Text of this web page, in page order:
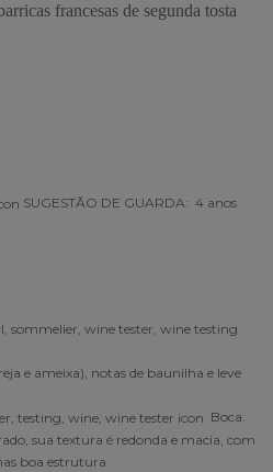
francesas de segunda tosta
SUGESTÃO DE GUARDA: 4 anos
e ameixa), notas de baunilha e leve
Boca:
sua textura é redonda e macia, com
boa estrutura